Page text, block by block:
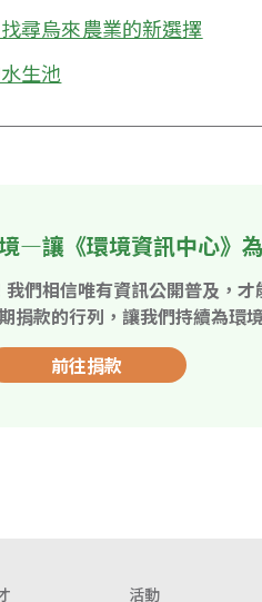
尋烏來農業的新選擇
生池
—讓《環境資訊中心》
我們相信唯有資訊公開普及，
捐款的行列，讓我們持續為環
前往捐款
活動